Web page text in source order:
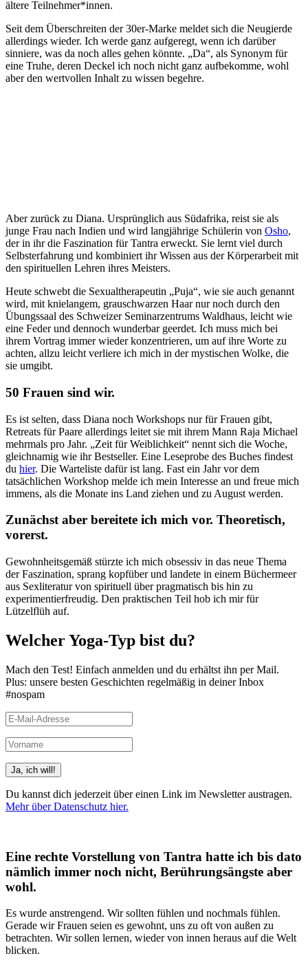
ältere Teilnehmer*innen.
Seit dem Überschreiten der 30er-Marke meldet sich die Neugierde
allerdings wieder. Ich werde ganz aufgeregt, wenn ich darüber
sinniere, was da noch alles gehen könnte. „Da“, als Synonym für
eine Truhe, deren Deckel ich noch nicht ganz aufbekomme, wohl
aber den wertvollen Inhalt zu wissen begehre.
Aber zurück zu Diana. Ursprünglich aus Südafrika, reist sie als
junge Frau nach Indien und wird langjährige Schülerin von Osho,
der in ihr die Faszination für Tantra erweckt. Sie lernt viel durch
Selbsterfahrung und kombiniert ihr Wissen aus der Körperarbeit mit
den spirituellen Lehren ihres Meisters.
Heute schwebt die Sexualtherapeutin „Puja“, wie sie auch genannt
wird, mit knielangem, grauschwarzen Haar nur noch durch den
Übungssaal des Schweizer Seminarzentrums Waldhaus, leicht wie
eine Feder und dennoch wunderbar geerdet. Ich muss mich bei
ihrem Vortrag immer wieder konzentrieren, um auf ihre Worte zu
achten, allzu leicht verliere ich mich in der mystischen Wolke, die
sie umgibt.
50 Frauen sind wir.
Es ist selten, dass Diana noch Workshops nur für Frauen gibt,
Retreats für Paare allerdings leitet sie mit ihrem Mann Raja Michael
mehrmals pro Jahr. „Zeit für Weiblichkeit“ nennt sich die Woche,
gleichnamig wie ihr Bestseller. Eine Leseprobe des Buches findest
du hier. Die Warteliste dafür ist lang. Fast ein Jahr vor dem
tatsächlichen Workshop melde ich mein Interesse an und freue mich
immens, als die Monate ins Land ziehen und zu August werden.
Zunächst aber bereitete ich mich vor. Theoretisch,
vorerst.
Gewohnheitsgemäß stürzte ich mich obsessiv in das neue Thema
der Faszination, sprang kopfüber und landete in einem Büchermeer
aus Sexliteratur von spirituell über pragmatisch bis hin zu
experimentierfreudig. Den praktischen Teil hob ich mir für
Lützelflüh auf.
Welcher Yoga-Typ bist du?
Mach den Test! Einfach anmelden und du erhältst ihn per Mail.
Plus: unsere besten Geschichten regelmäßig in deiner Inbox
#nospam
Du kannst dich jederzeit über einen Link im Newsletter austragen.
Mehr über Datenschutz hier.
Eine rechte Vorstellung von Tantra hatte ich bis dato
nämlich immer noch nicht, Berührungsängste aber
wohl.
Es wurde anstrengend. Wir sollten fühlen und nochmals fühlen.
Gerade wir Frauen seien es gewohnt, uns zu oft von außen zu
betrachten. Wir sollen lernen, wieder von innen heraus auf die Welt
blicken.